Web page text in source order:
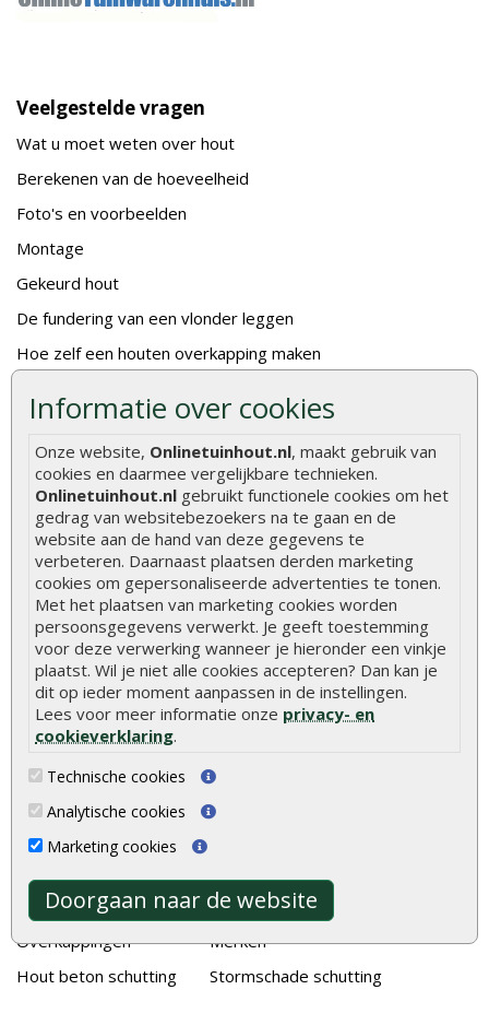
Informatie over cookies
Onze website, Onlinetuinhout.nl, maakt gebruik van
cookies en daarmee vergelijkbare technieken.
Onlinetuinhout.nl gebruikt functionele cookies om het
gedrag van websitebezoekers na te gaan en de
website aan de hand van deze gegevens te
verbeteren. Daarnaast plaatsen derden marketing
cookies om gepersonaliseerde advertenties te tonen.
Met het plaatsen van marketing cookies worden
persoonsgegevens verwerkt. Je geeft toestemming
voor deze verwerking wanneer je hieronder een vinkje
plaatst. Wil je niet alle cookies accepteren? Dan kan je
dit op ieder moment aanpassen in de instellingen.
Lees voor meer informatie onze privacy- en
cookieverklaring.
Technische cookies
Analytische cookies
Marketing cookies
Doorgaan naar de website
Veelgestelde vragen
Wat u moet weten over hout
Berekenen van de hoeveelheid
Foto's en voorbeelden
Montage
Gekeurd hout
De fundering van een vlonder leggen
Hoe zelf een houten overkapping maken
Hoe schutting plaatsen
De 9 beste tuinschermen van Onlinetuinhout.nl
Stijlvolle houtsoorten voor in de tuin
Duurzame tuin
Welke palen voor een schapenhek
Alle populaire categorieën
Tuinhout
Schutting
Vlonderplanken
Tuinpalen
Tuinhekken
Blokhutten
Overkappingen
Hout beton schutting
Tuindeuren
Schuttingplanken
Steigerplanken
Aanbiedingen
Merken
Stormschade schutting